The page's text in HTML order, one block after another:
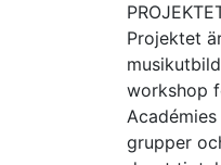
Projektet
workshop
grupper